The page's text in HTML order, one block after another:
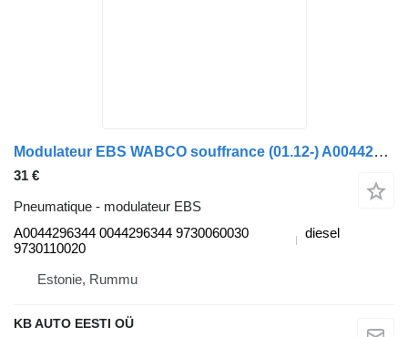
Modulateur EBS WABCO souffrance (01.12-) A0044296344 pour camion Mercedes-Benz Actros MP4 Antos Arocs (2012-)
31 €
Pneumatique - modulateur EBS
A0044296344 0044296344 9730060030
9730110020
diesel
Estonie, Rummu
KB AUTO EESTI OÜ